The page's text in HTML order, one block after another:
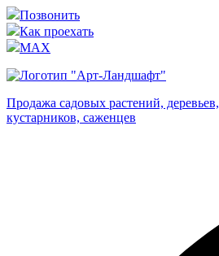
Позвонить
Как проехать
MAX
Продажа садовых растений, деревьев,
кустарников, саженцев